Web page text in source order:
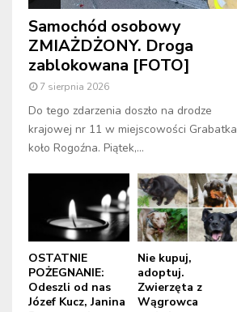
Samochód osobowy
ZMIAŻDŻONY. Droga
zablokowana [FOTO]
7 sierpnia 2026
Do tego zdarzenia doszło na drodze
krajowej nr 11 w miejscowości Grabatka
koło Rogoźna. Piątek,...
OSTATNIE
POŻEGNANIE:
Odeszli od nas
Józef Kucz, Janina
Nie kupuj,
adoptuj.
Zwierzęta z
Wągrowca